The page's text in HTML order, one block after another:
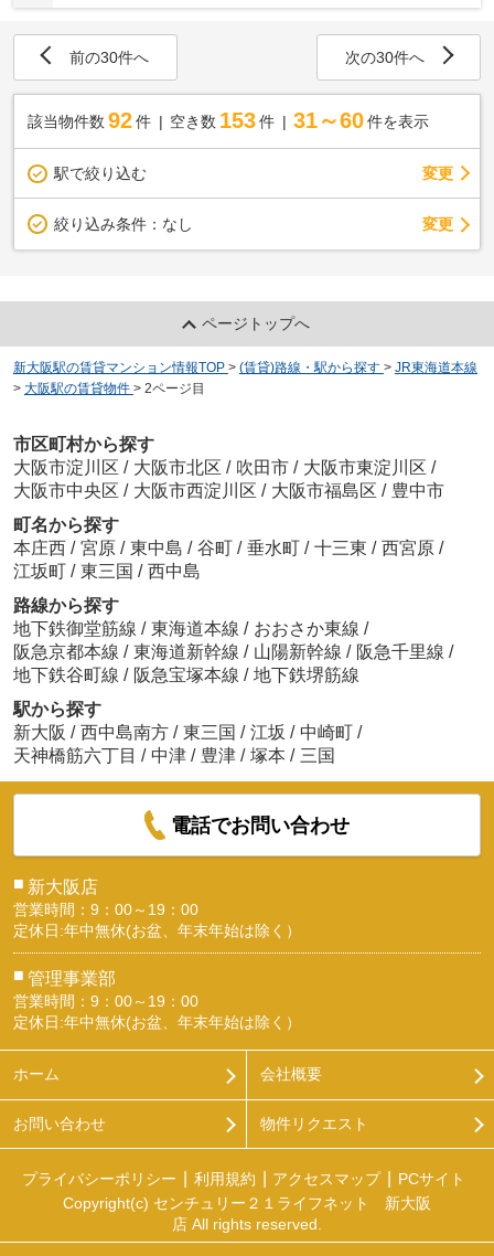
前の30件へ 次の30件へ
該当物件数 92件 空き数 153 件 31～60 件を表示
駅で絞り込む 変更
絞り込み条件： なし 変更
ページトップへ
新大阪駅の賃貸マンション情報TOP > (賃貸)路線・駅から探す > JR東海道本線
> 大阪駅の賃貸物件 > 2ページ目
市区町村から探す
大阪市淀川区 / 大阪市北区 / 吹田市 / 大阪市東淀川区 /
大阪市中央区 / 大阪市西淀川区 / 大阪市福島区 / 豊中市
町名から探す
本庄西 / 宮原 / 東中島 / 谷町 / 垂水町 / 十三東 / 西宮原 /
江坂町 / 東三国 / 西中島
路線から探す
地下鉄御堂筋線 / 東海道本線 / おおさか東線 /
阪急京都本線 / 東海道新幹線 / 山陽新幹線 / 阪急千里線 /
地下鉄谷町線 / 阪急宝塚本線 / 地下鉄堺筋線
駅から探す
新大阪 / 西中島南方 / 東三国 / 江坂 / 中崎町 /
天神橋筋六丁目 / 中津 / 豊津 / 塚本 / 三国
電話でお問い合わせ
■ 新大阪店
営業時間：9：00～19：00
定休日:年中無休(お盆、年末年始は除く）
■ 管理事業部
営業時間：9：00～19：00
定休日:年中無休(お盆、年末年始は除く）
ホーム 会社概要
お問い合わせ 物件リクエスト
プライバシーポリシー 利用規約 アクセスマップ
PCサイト
Copyright(c) センチュリー２１ライフネット 新大阪
店 All rights reserved.